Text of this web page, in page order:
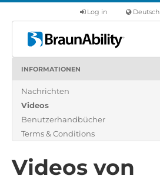
Deutsch
Log in
Produkte
Über uns
Finde einen Händler
INFORMATIONEN
Nachrichten
Videos
Benutzerhandbücher
Terms & Conditions
Videos von